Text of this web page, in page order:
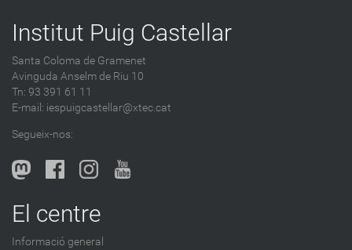
a
e
s
a
b
l
o
-
Institut Puig Castellar
Santa Coloma de Gramenet
Avinguda Anselm de Riu 10
Tn: 93 391 61 11
E-mail: iespuigcastellar@xtec.cat
Segueix-nos:
El centre
Informació general